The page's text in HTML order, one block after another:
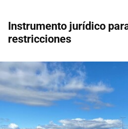
Instrumento jurídico
restricciones